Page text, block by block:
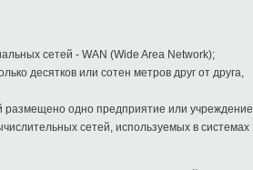
сетей - WAN (Wide Area Network);
десятков или сотен метров друг от друга,
размещено одно предприятие или учреждение
сетей, используемых в системах